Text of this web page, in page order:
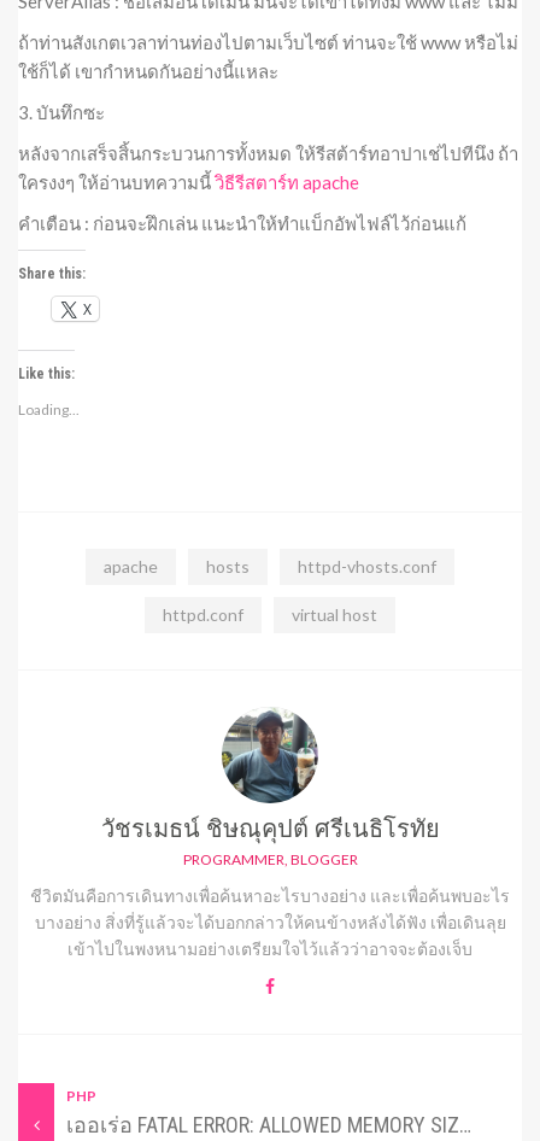
ถ้าท่านสังเกตเวลาท่านท่องไปตามเว็บไซต์ ท่านจะใช้ www หรือไม่
ใช้ก็ได้ เขากำหนดกันอย่างนี้แหละ
3. บันทึกซะ
หลังจากเสร็จสิ้นกระบวนการทั้งหมด ให้รีสต้าร์ทอาปาเช่ไปทีนึง ถ้า
ใครงงๆ ให้อ่านบทความนี้วิธีรีสตาร์ท apache
คำเตือน : ก่อนจะฝึกเล่น แนะนำให้ทำแบ็กอัพไฟล์ไว้ก่อนแก้
Share this:
X
Like this:
Loading...
apache hosts httpd-vhosts.conf
httpd.conf virtual host
วัชรเมธน์ ชิษณุคุปต์ ศรีเนธิโรทัย
PROGRAMMER, BLOGGER
ชีวิตมันคือการเดินทางเพื่อค้นหาอะไรบางอย่าง และเพื่อค้นพบอะไร
บางอย่าง สิ่งที่รู้แล้วจะได้บอกกล่าวให้คนข้างหลังได้ฟัง เพื่อเดินลุย
เข้าไปในพงหนามอย่างเตรียมใจไว้แล้วว่าอาจจะต้องเจ็บ
PHP
เออเร่อ FATAL ERROR: ALLOWED MEMORY SIZE OF 25165824 BYTES EXHAUSTED